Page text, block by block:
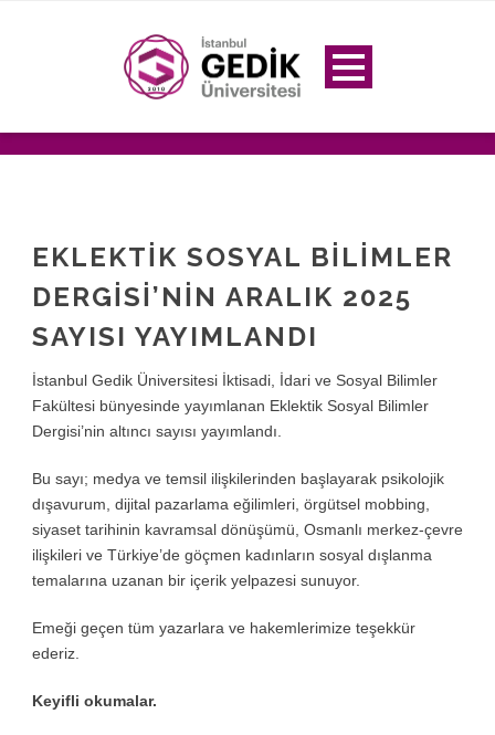
EKLEKTİK SOSYAL BİLİMLER
DERGİSİ’NİN ARALIK 2025
SAYISI YAYIMLANDI
İstanbul Gedik Üniversitesi İktisadi, İdari ve Sosyal Bilimler
Fakültesi bünyesinde yayımlanan Eklektik Sosyal Bilimler
Dergisi’nin altıncı sayısı yayımlandı.
Bu sayı; medya ve temsil ilişkilerinden başlayarak psikolojik
dışavurum, dijital pazarlama eğilimleri, örgütsel mobbing,
siyaset tarihinin kavramsal dönüşümü, Osmanlı merkez-çevre
ilişkileri ve Türkiye’de göçmen kadınların sosyal dışlanma
temalarına uzanan bir içerik yelpazesi sunuyor.
Emeği geçen tüm yazarlara ve hakemlerimize teşekkür
ederiz.
Keyifli okumalar.